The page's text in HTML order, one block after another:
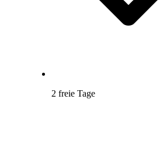
2 freie Tage